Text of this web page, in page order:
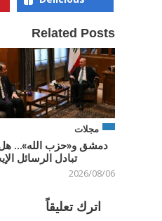
Related Posts
مجلات
دمشق و«حزب الله»…
تبادل الرسائل
2026/08/06
اترك تعليقاً